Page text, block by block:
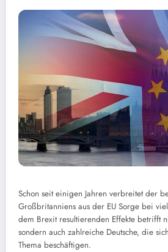
Schon seit einigen Jahren verbreitet der
Großbritanniens aus der EU Sorge bei
dem Brexit resultierenden Effekte betrifft
sondern auch zahlreiche Deutsche, die
Thema beschäftigen.